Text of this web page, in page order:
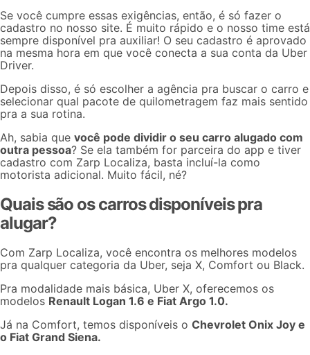
Se você cumpre essas exigências, então, é só fazer o
cadastro no nosso site. É muito rápido e o nosso time está
sempre disponível pra auxiliar! O seu cadastro é aprovado
na mesma hora em que você conecta a sua conta da Uber
Driver.
Depois disso, é só escolher a agência pra buscar o carro e
selecionar qual pacote de quilometragem faz mais sentido
pra a sua rotina.
Ah, sabia que você pode dividir o seu carro alugado com
outra pessoa? Se ela também for parceira do app e tiver
cadastro com Zarp Localiza, basta incluí-la como
motorista adicional. Muito fácil, né?
Quais são os carros disponíveis pra
alugar?
Com Zarp Localiza, você encontra os melhores modelos
pra qualquer categoria da Uber, seja X, Comfort ou Black.
Pra modalidade mais básica, Uber X, oferecemos os
modelos Renault Logan 1.6 e Fiat Argo 1.0.
Já na Comfort, temos disponíveis o Chevrolet Onix Joy e
o Fiat Grand Siena.